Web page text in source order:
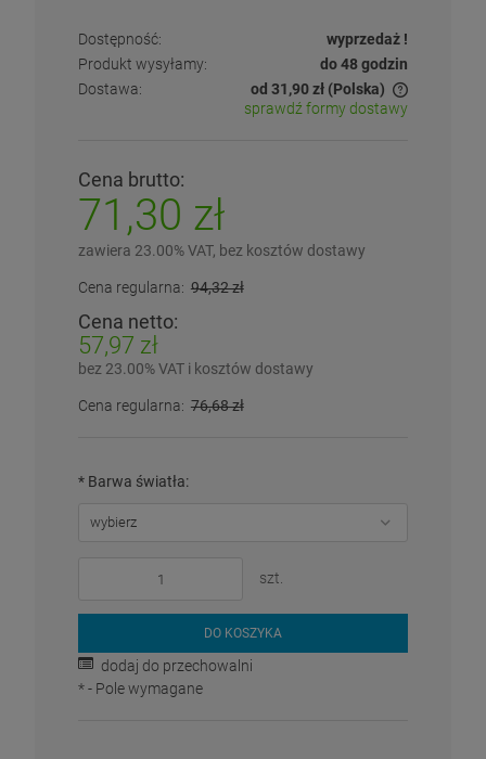
Dostępność:
wyprzedaż !
Produkt wysyłamy:
do 48 godzin
Dostawa:
od 31,90 zł (Polska)
Cena nie zawiera ewentualnych kosztów płatności
sprawdź formy dostawy
Cena brutto:
71,30 zł
zawiera 23.00% VAT, bez kosztów dostawy
Cena regularna: 94,32 zł
Cena netto:
57,97 zł
bez 23.00% VAT i kosztów dostawy
Cena regularna: 76,68 zł
* Barwa światła:
szt.
DO KOSZYKA
dodaj do przechowalni
*- Pole wymagane